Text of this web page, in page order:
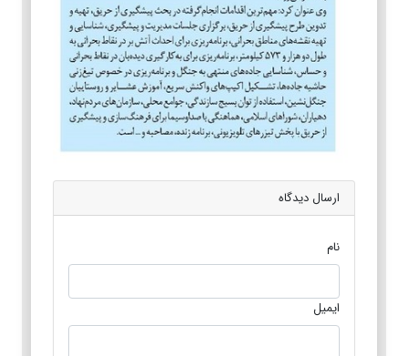
ارسال دیدگاه
نام
ایمیل